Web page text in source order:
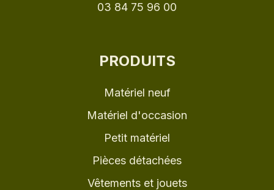
03 84 75 96 00
PRODUITS
Matériel neuf
Matériel d'occasion
Petit matériel
Pièces détachées
Vêtements et jouets